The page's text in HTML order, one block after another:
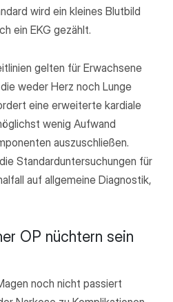
wird ein kleines Blutbild
ein EKG gezählt.
gelten für Erwachsene
weder Herz noch Lunge
eine erweiterte kardiale
wenig Aufwand
auszuschließen.
Standarduntersuchungen für
auf allgemeine Diagnostik,
OP nüchtern sein
noch nicht passiert